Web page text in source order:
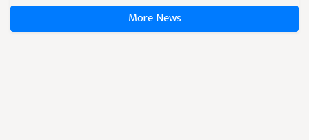
More News